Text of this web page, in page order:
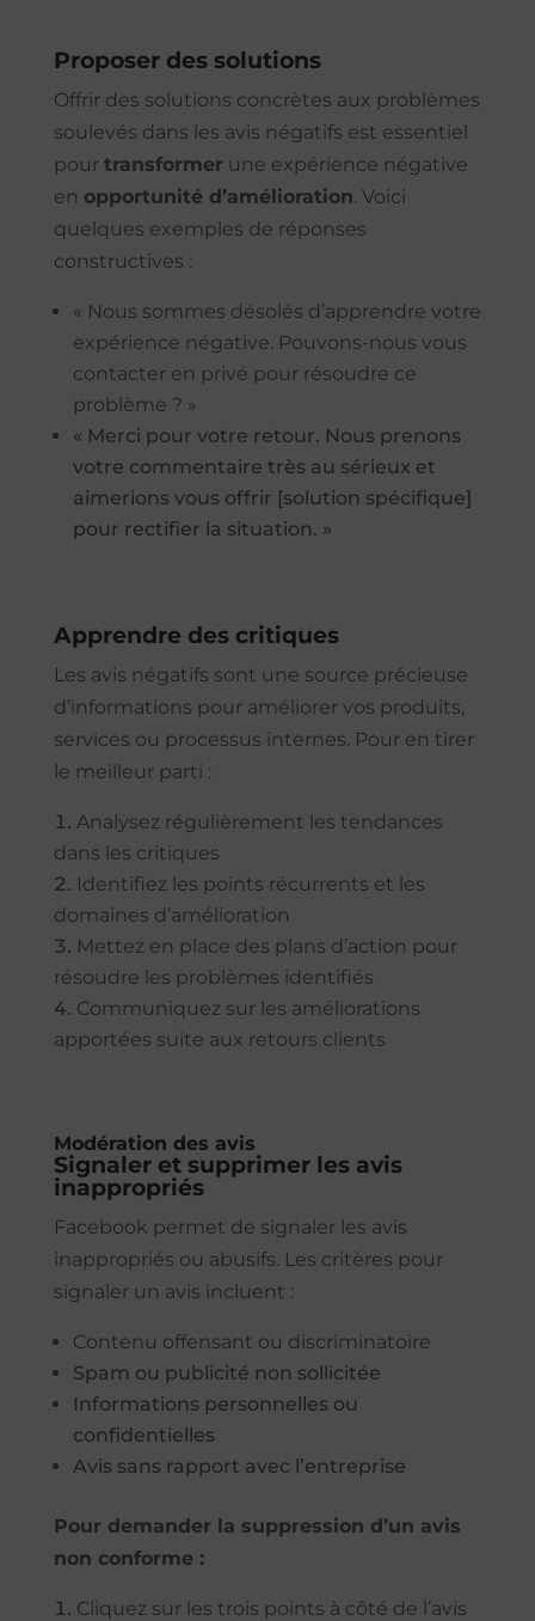
Proposer des solutions
Offrir des solutions concrètes aux problèmes
soulevés dans les avis négatifs est essentiel
pour transformer une expérience négative
en opportunité d’amélioration. Voici
quelques exemples de réponses
constructives :
« Nous sommes désolés d’apprendre votre
expérience négative. Pouvons-nous vous
contacter en privé pour résoudre ce
problème ? »
« Merci pour votre retour. Nous prenons
votre commentaire très au sérieux et
aimerions vous offrir [solution spécifique]
pour rectifier la situation. »
Apprendre des critiques
Les avis négatifs sont une source précieuse
d’informations pour améliorer vos produits,
services ou processus internes. Pour en tirer
le meilleur parti :
Analysez régulièrement les tendances
dans les critiques
Identifiez les points récurrents et les
domaines d’amélioration
Mettez en place des plans d’action pour
résoudre les problèmes identifiés
Communiquez sur les améliorations
apportées suite aux retours clients
Modération des avis
Signaler et supprimer les avis
inappropriés
Facebook permet de signaler les avis
inappropriés ou abusifs. Les critères pour
signaler un avis incluent :
Contenu offensant ou discriminatoire
Spam ou publicité non sollicitée
Informations personnelles ou
confidentielles
Avis sans rapport avec l’entreprise
Pour demander la suppression d’un avis
non conforme :
Cliquez sur les trois points à côté de l’avis